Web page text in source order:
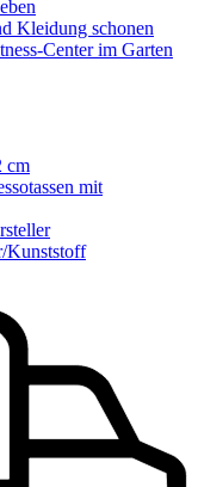
Kleidung schonen
Center im Garten
cm
mit
Kunststoff